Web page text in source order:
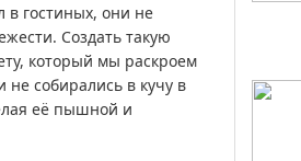
в гостиных, они не
Создать такую
который мы раскроем
не собирались в кучу в
её пышной и